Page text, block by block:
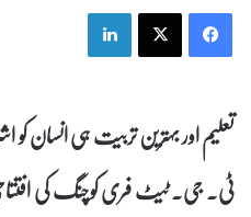
Facebook
X
تعلیم اور بہترین تربیت ہی انسان
ٹی۔ جی۔ ٹیٹ فری کوچنگ کی